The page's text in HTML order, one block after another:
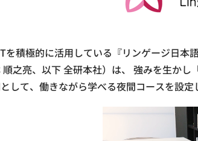
を積極的に活用している『リンゲージ日本
順之亮、以下 全研本社）は、 強みを生か
して、働きながら学べる夜間コースを設定